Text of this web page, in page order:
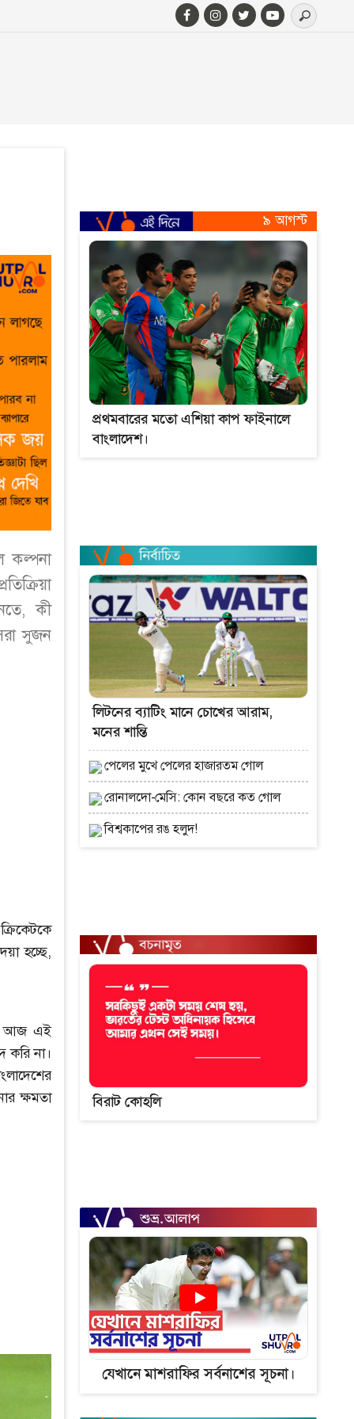
কল্পনা
কী
সুজন
হচ্ছে,
আজ এই
না।
ক্ষমতা
৯ আগস্ট
প্রথমবারের মতো এশিয়া কাপ ফাইনালে
বাংলাদেশ।
লিটনের ব্যাটিং মানে চোখের আরাম,
মনের শান্তি
পেলের মুখে পেলের হাজারতম গোল
রোনালদো-মেসি: কোন বছরে কত গোল
বিশ্বকাপের রঙ হলুদ!
বিরাট কোহলি
যেখানে মাশরাফির সর্বনাশের সূচনা।